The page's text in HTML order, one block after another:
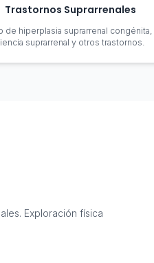
Trastornos Suprarrenales
de hiperplasia suprarrenal congénita,
suprarrenal y otros trastornos.
Exploración física